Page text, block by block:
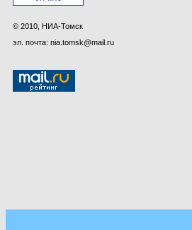
© 2010, НИА-Томск
эл. почта: nia.tomsk@mail.ru